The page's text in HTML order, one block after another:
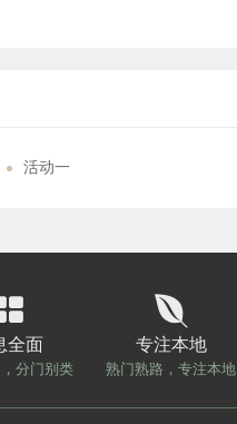
活动一
全面
分门别类
专注本地
熟门熟路，专注本地